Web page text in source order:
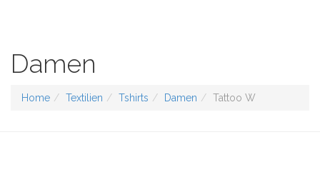
Damen
Home Textilien Tshirts Damen Tattoo W